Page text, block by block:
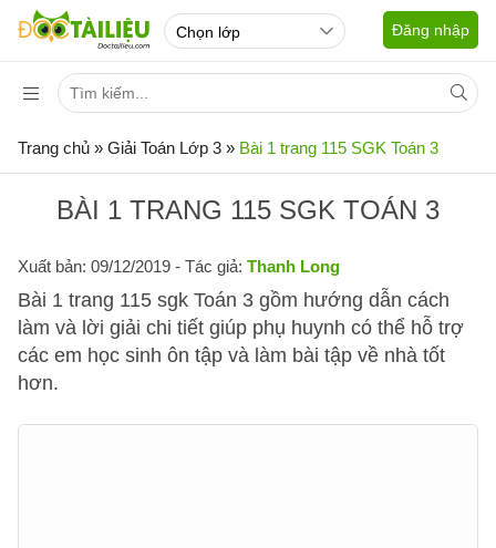
Đăng nhập
Trang chủ » Giải Toán Lớp 3 » Bài 1 trang 115 SGK Toán 3
BÀI 1 TRANG 115 SGK TOÁN 3
Xuất bản: 09/12/2019 - Tác giả: Thanh Long
Bài 1 trang 115 sgk Toán 3 gồm hướng dẫn cách
làm và lời giải chi tiết giúp phụ huynh có thể hỗ trợ
các em học sinh ôn tập và làm bài tập về nhà tốt
hơn.